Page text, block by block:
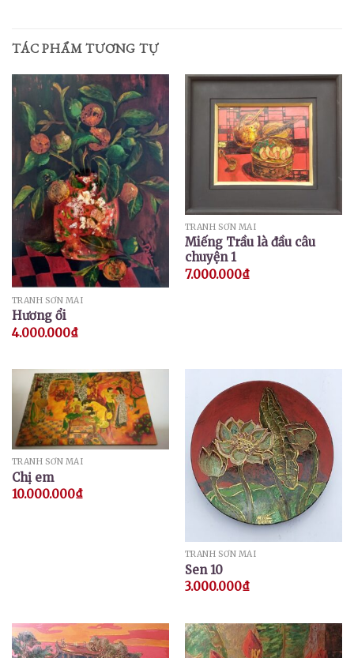
TÁC PHẨM TƯƠNG TỰ
TRANH SƠN MÀI
Hương ổi
4.000.000₫
TRANH SƠN MÀI
Miếng Trầu là đầu câu
chuyện 1
7.000.000₫
TRANH SƠN MÀI
Chị em
10.000.000₫
TRANH SƠN MÀI
Sen 10
3.000.000₫